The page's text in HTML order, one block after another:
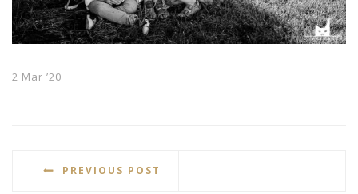
2 Mar ’20
PREVIOUS POST